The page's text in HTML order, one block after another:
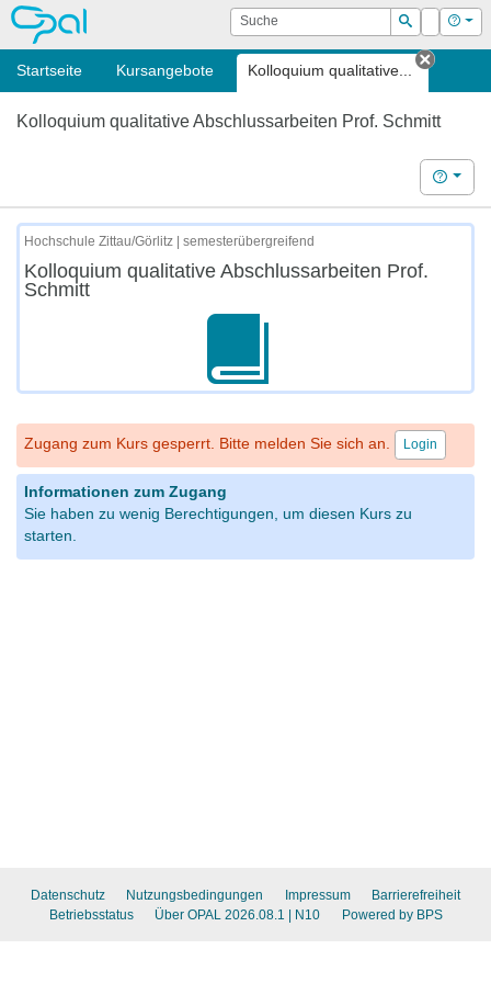
OPAL Suche
Suchen
Login Hilfe
Startseite Kursangebote Kolloquium qualitative...
Tab
Kolloquium qualitative Abschlussarbeiten Prof. Schmitt
Hilfe
Hochschule Zittau/Görlitz | semesterübergreifend
Kolloquium qualitative Abschlussarbeiten Prof.
Schmitt
Zugang zum Kurs gesperrt. Bitte melden Sie sich an. Login
Informationen zum Zugang
Sie haben zu wenig Berechtigungen, um diesen Kurs zu
starten.
Datenschutz Nutzungsbedingungen Impressum
Barrierefreiheit
Betriebsstatus
Über OPAL 2026.08.1 | N10 Powered by BPS